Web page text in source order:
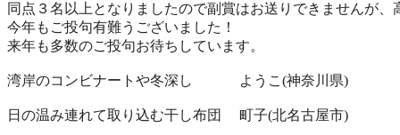
同点３名以上となりましたので副賞はお送りできませんが
今年もご投句有難うございました！
来年も多数のご投句お待ちしています。
湾岸のコンビナートや冬深し ようこ(神奈川県)
日の温み連れて取り込む干し布団 町子(北名古屋市)